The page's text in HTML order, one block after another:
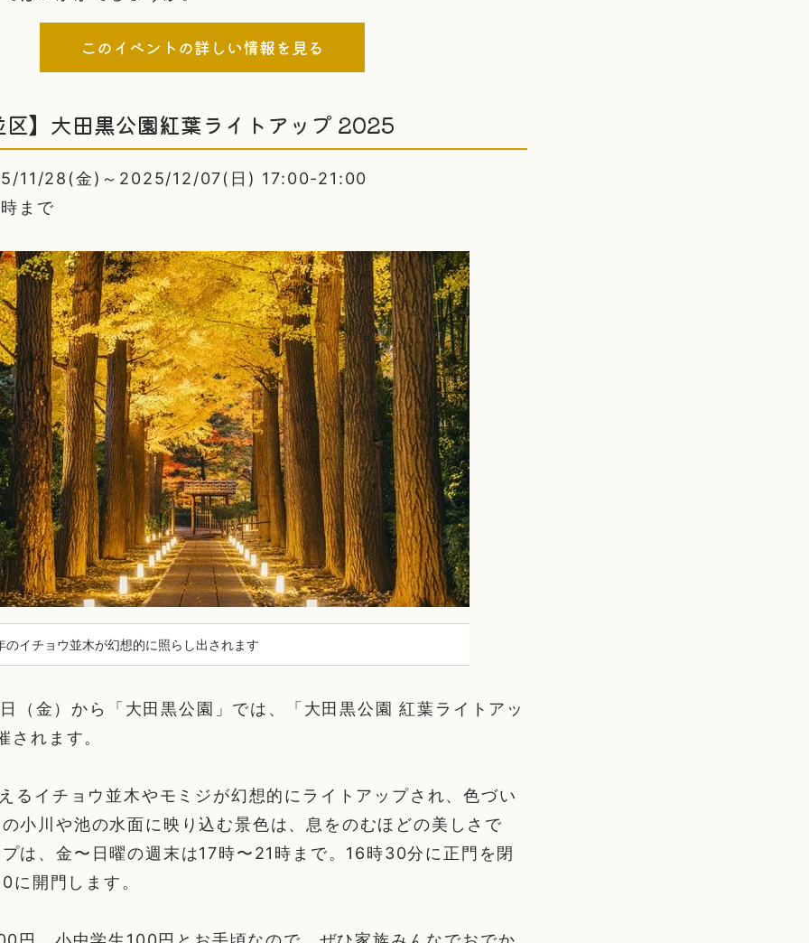
このイベントの詳しい情報を見る
区】大田黒公園紅葉ライトアップ 2025
11/28(金)～2025/12/07(日) 17:00-21:00
まで
のイチョウ並木が幻想的に照らし出されます
（金）から「大田黒公園」では、「大田黒公園 紅葉ライトアッ
れます。
るイチョウ並木やモミジが幻想的にライトアップされ、色づい
小川や池の水面に映り込む景色は、息をのむほどの美しさで
は、金〜日曜の週末は17時〜21時まで。16時30分に正門を閉
に開門します。